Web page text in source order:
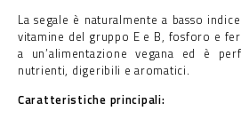
La segale è naturalmente a basso
vitamine del gruppo E e B, fosforo e
a un’alimentazione vegana ed è
nutrienti, digeribili e aromatici.
Caratteristiche principali: